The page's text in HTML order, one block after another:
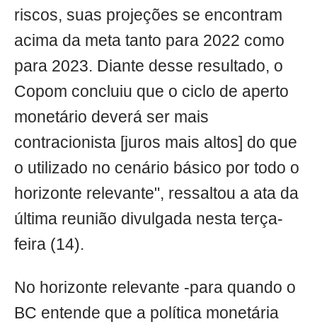
riscos, suas projeções se encontram
acima da meta tanto para 2022 como
para 2023. Diante desse resultado, o
Copom concluiu que o ciclo de aperto
monetário deverá ser mais
contracionista [juros mais altos] do que
o utilizado no cenário básico por todo o
horizonte relevante", ressaltou a ata da
última reunião divulgada nesta terça-
feira (14).
No horizonte relevante -para quando o
BC entende que a política monetária